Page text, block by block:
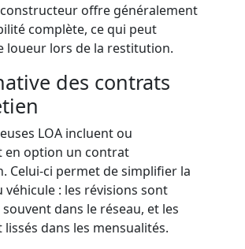
constructeur offre généralement
complète, ce qui peut
loueur lors de la restitution.
des contrats
LOA incluent ou
en option un contrat
Celui-ci permet de simplifier la
véhicule : les révisions sont
dans le réseau, et les
dans les mensualités.